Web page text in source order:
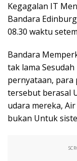
Kegagalan IT
Bandara
08.30 waktu
Bandara
tak lama
pernyataan, para
tersebut berasal
udara mereka,
bukan Untuk